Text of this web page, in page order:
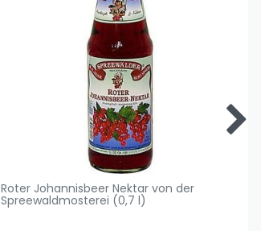
Roter Johannisbeer Nektar von der
Spreewaldmosterei (0,7 l)